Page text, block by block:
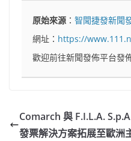
原始來源 ：智聞捷發新聞
網址： https://
歡迎前往新聞發佈平台發
Comarch 與 F.I.L.A.
發票解決方案拓展至歐洲